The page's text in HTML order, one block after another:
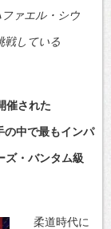
ァエル・シウ
戦している
催された
の中で最もインパ
ズ・バンタム級
柔道時代に